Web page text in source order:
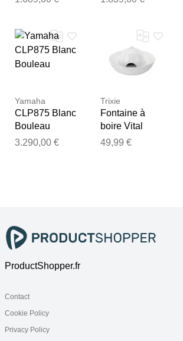
Yamaha
CLP875 Blanc
Bouleau
3.290,00 €
Trixie
Fontaine à
boire Vital
Flow Mini,
49,99 €
ProductShopper.fr
Contact
Cookie Policy
Privacy Policy